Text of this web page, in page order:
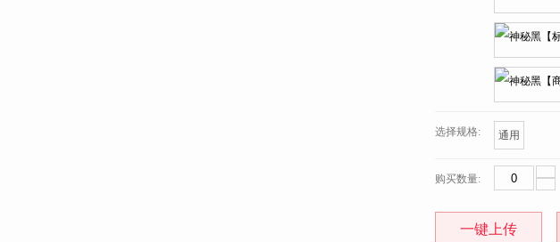
选择规格: 通用
购买数量:
一键上传